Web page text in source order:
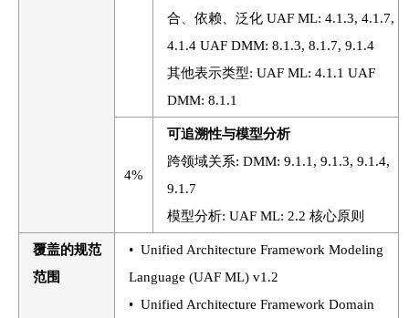
合、依赖、泛化 UAF ML: 4.1.3, 4.1.7,
4.1.4 UAF DMM: 8.1.3, 8.1.7, 9.1.4
其他表示类型: UAF ML: 4.1.1 UAF
DMM: 8.1.1
4%
可追溯性与模型分析
跨领域关系: DMM: 9.1.1, 9.1.3, 9.1.4,
9.1.7
模型分析: UAF ML: 2.2 核心原则
覆盖的规范
范围
• Unified Architecture Framework Modeling
Language (UAF ML) v1.2
• Unified Architecture Framework Domain